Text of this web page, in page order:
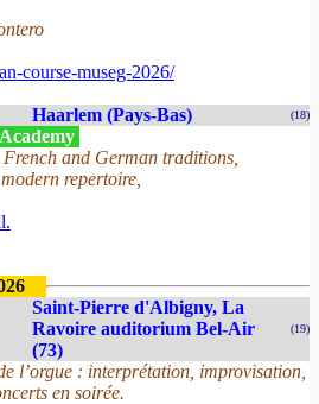
course-museg-2026/
Haarlem (Pays-Bas) (18)
and German traditions,
repertoire,
Saint-Pierre d'Albigny, La
Ravoire auditorium Bel-Air
(73)
(19)
l’orgue : interprétation, improvisation,
en soirée.